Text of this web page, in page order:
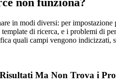
in modi diversi: per
di ricerca, e i problemi di
quali campi vengono
Risultati Ma Non Trova i